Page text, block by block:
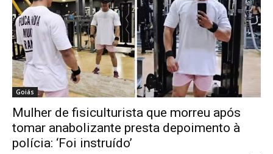
Goiás
Mulher de fisiculturista que morreu após
tomar anabolizante presta depoimento à
polícia: ‘Foi instruído’